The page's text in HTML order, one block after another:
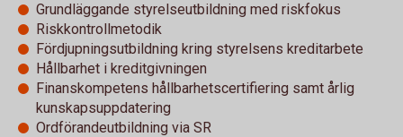
Grundläggande styrelseutbildning med riskfokus
Riskkontrollmetodik
Fördjupningsutbildning kring styrelsens kreditarbete
Hållbarhet i kreditgivningen
Finanskompetens hållbarhetscertifiering samt årlig
kunskapsuppdatering
Ordförandeutbildning via SR